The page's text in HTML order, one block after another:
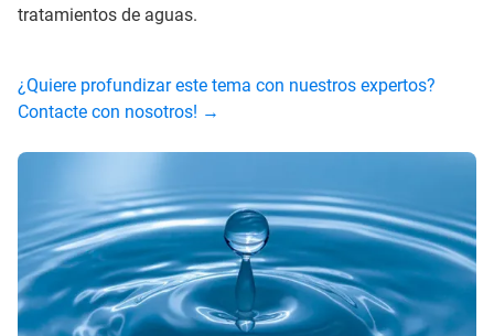
tratamientos de aguas.
¿Quiere profundizar este tema con nuestros expertos?
Contacte con nosotros! →